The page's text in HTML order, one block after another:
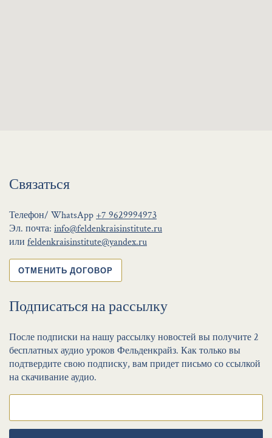
Связаться
Телефон/ WhatsApp +7 9629994973
Эл. почта: info@feldenkraisinstitute.ru
или feldenkraisinstitute@yandex.ru
ОТМЕНИТЬ ДОГОВОР
Подписаться на рассылку
После подписки на нашу рассылку новостей вы получите 2
бесплатных аудио уроков Фельденкрайз. Как только вы
подтвердите свою подписку, вам придет письмо со ссылкой
на скачивание аудио.